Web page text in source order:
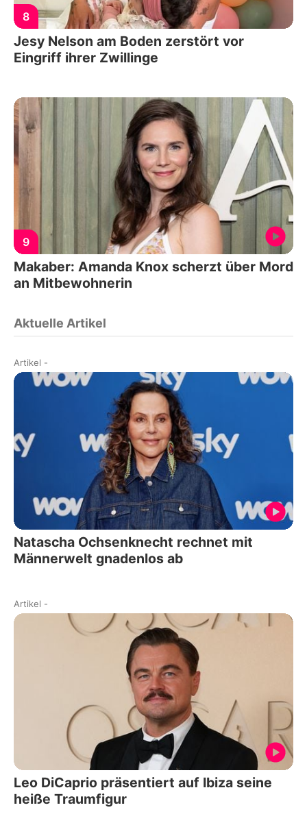
8
Jesy Nelson am Boden zerstört vor
Eingriff ihrer Zwillinge
9
Makaber: Amanda Knox scherzt über Mord
an Mitbewohnerin
Aktuelle Artikel
Artikel -
Natascha Ochsenknecht rechnet mit
Männerwelt gnadenlos ab
Artikel -
Leo DiCaprio präsentiert auf Ibiza seine
heiße Traumfigur